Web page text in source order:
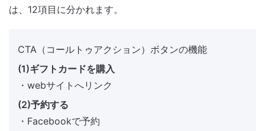
は、12項目に分かれます。
CTA（コールトゥアクション）ボタンの機能
(1)ギフトカードを購入
・webサイトへリンク
(2)予約する
・Facebookで予約